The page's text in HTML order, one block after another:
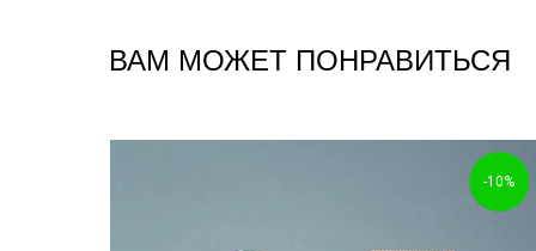
ВАМ МОЖЕТ ПОНРАВИТЬСЯ
-10%